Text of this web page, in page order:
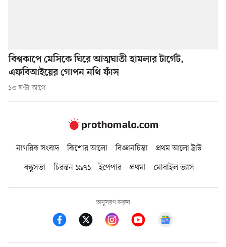
বিশ্বকাপে মেসিকে ঘিরে আত্মঘাতী হামলার টার্গেট,
এফবিআইয়ের গোপন নথি ফাঁস
১৩ ঘণ্টা আগে
নাগরিক সংবাদ কিশোর আলো বিজ্ঞানচিন্তা
প্রথম আলো ট্রাস্ট
বন্ধুসভা
চিরন্তন ১৯৭১ ইপেপার প্রথমা মোবাইল ভ্যাস
অনুসরণ করুন